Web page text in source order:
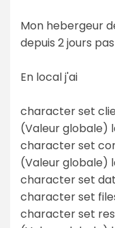
Mon hebergeur
depuis 2 jours
En local j'ai
character set
(Valeur globale)
character set
(Valeur globale)
character set
character set
character set